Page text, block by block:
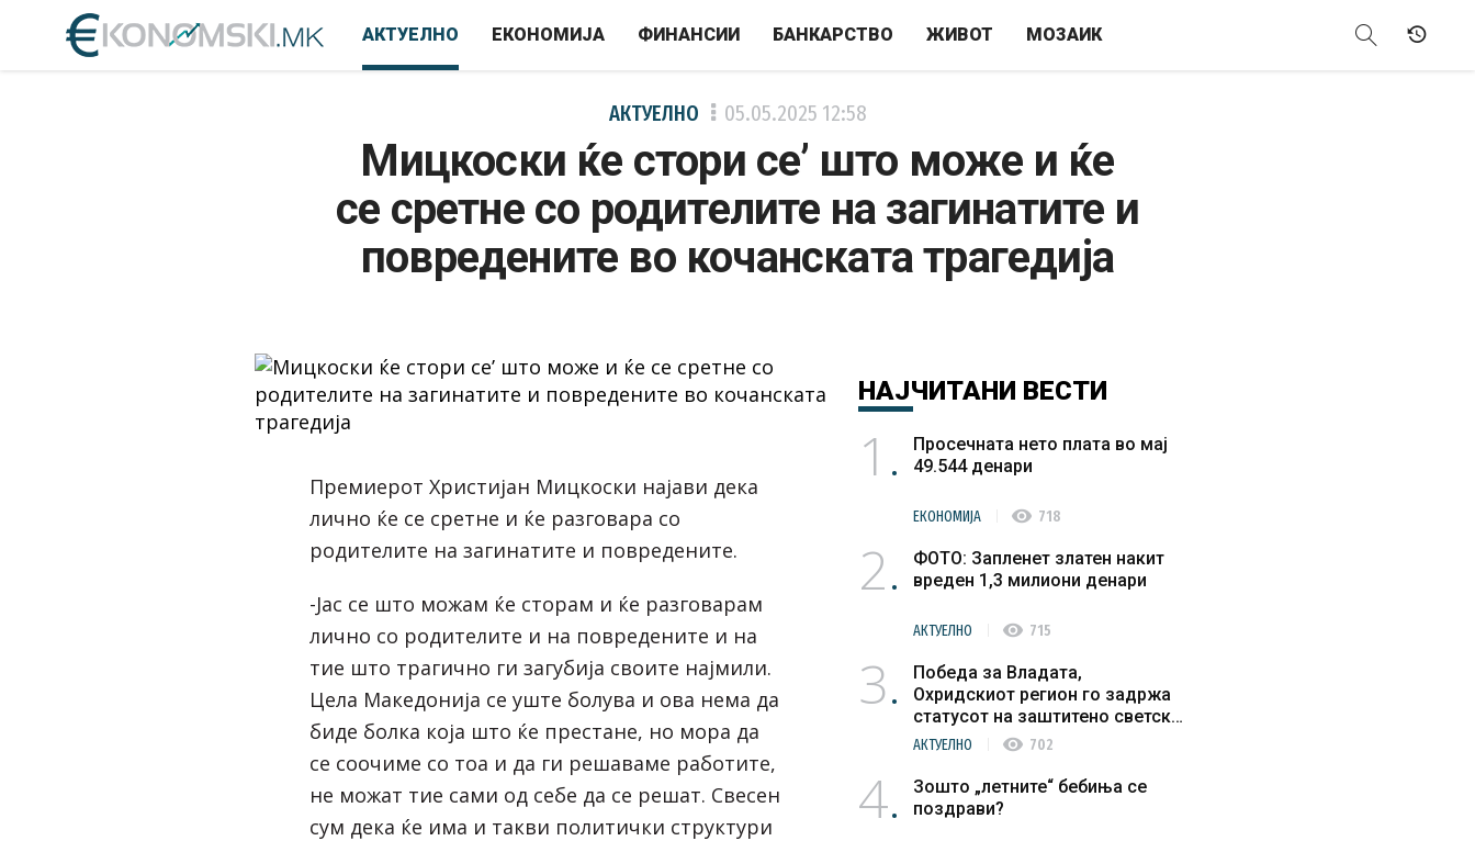
АКТУЕЛНО ЕКОНОМИЈА ФИНАНСИИ БАНКАРСТВО ЖИВОТ МОЗАИК
АКТУЕЛНО 05.05.2025 12:58
Мицкоски ќе стори се’ што може и ќе
се сретне со родителите на загинатите и
повредените во кочанската трагедија
Премиерот Христијан Мицкоски најави дека
лично ќе се сретне и ќе разговара со
родителите на загинатите и повредените.
-Јас се што можам ќе сторам и ќе разговарам
лично со родителите и на повредените и на
тие што трагично ги загубија своите најмили.
Цела Македонија се уште болува и ова нема да
биде болка која што ќе престане, но мора да
се соочиме со тоа и да ги решаваме работите,
не можат тие сами од себе да се решат. Свесен
сум дека ќе има и такви политички структури
НАЈЧИТАНИ ВЕСТИ
1
Просечната нето плата во мај
49.544 денари
ЕКОНОМИЈА visibility 718
2
ФОТО: Запленет златен накит
вреден 1,3 милиони денари
АКТУЕЛНО visibility 715
3
Победа за Владата,
Охридскиот регион го задржа
статусот на заштитено светско
културно наследство
АКТУЕЛНО visibility 702
4
Зошто „летните“ бебиња се
поздрави?